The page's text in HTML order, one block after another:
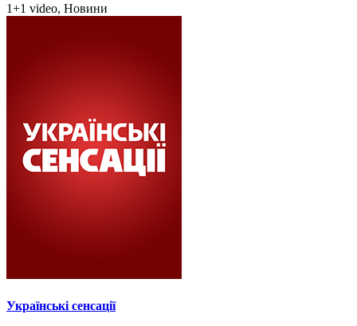
1+1 video, Новини
Українські сенсації